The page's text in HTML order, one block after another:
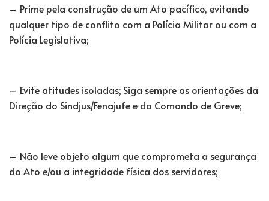
– Prime pela construção de um Ato pacífico, evitando
qualquer tipo de conflito com a Polícia Militar ou com a
Polícia Legislativa;
– Evite atitudes isoladas; Siga sempre as orientações da
Direção do Sindjus/Fenajufe e do Comando de Greve;
– Não leve objeto algum que comprometa a segurança
do Ato e/ou a integridade física dos servidores;